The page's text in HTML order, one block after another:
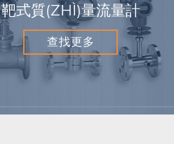
靶式質(ZHÌ)量流量計
查找更多